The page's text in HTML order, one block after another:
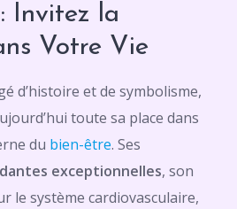
Invitez la
Votre Vie
d’histoire et de symbolisme,
toute sa place dans
du bien-être. Ses
exceptionnelles, son
le système cardiovasculaire,